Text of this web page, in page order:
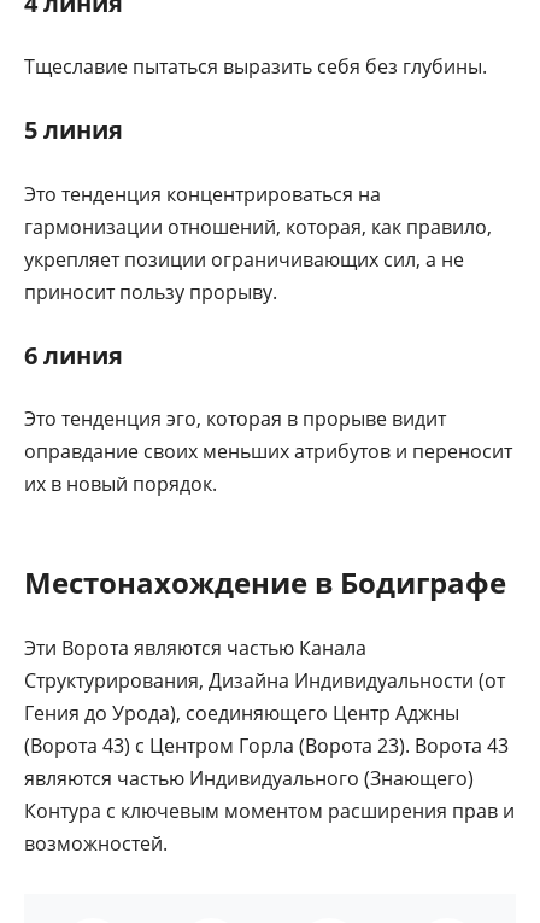
Тщеславие пытаться выразить себя без глубины.
5 линия
Это тенденция концентрироваться на
гармонизации отношений, которая, как правило,
укрепляет позиции ограничивающих сил, а не
приносит пользу прорыву.
6 линия
Это тенденция эго, которая в прорыве видит
оправдание своих меньших атрибутов и переносит
их в новый порядок.
Местонахождение в Бодиграфе
Эти Ворота являются частью Канала
Структурирования, Дизайна Индивидуальности (от
Гения до Урода), соединяющего Центр Аджны
(Ворота 43) с Центром Горла (Ворота 23). Ворота 43
являются частью Индивидуального (Знающего)
Контура с ключевым моментом расширения прав и
возможностей.